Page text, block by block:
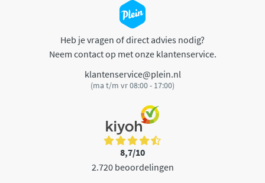
Heb je vragen of direct advies nodig?
Neem contact op met onze klantenservice.
klantenservice@plein.nl
(ma t/m vr 08:00 - 17:00)
8,7/10
2.720 beoordelingen